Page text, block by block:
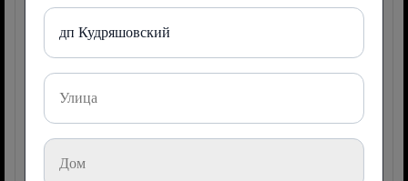
Акция 2 месяца475мес
Далее950
дп Кудряшовский